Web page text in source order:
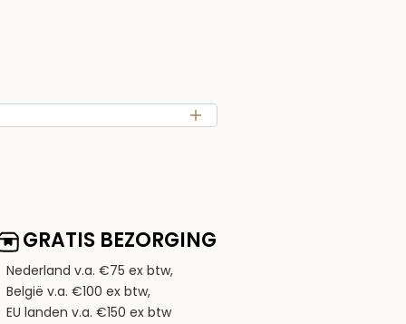
GRATIS BEZORGING
Nederland v.a. €75 ex btw,
België v.a. €100 ex btw,
EU landen v.a. €150 ex btw